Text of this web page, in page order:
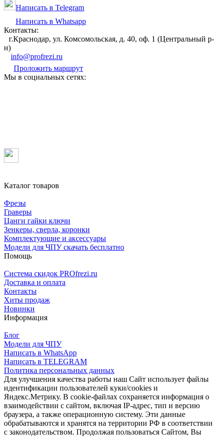
Написать в Telegram
Написать в Whatsapp
Контакты:
г.Краснодар, ул. Комсомольская, д. 40, оф. 1 (Центральный р-
н)
info@profrezi.ru
Проложить маршрут
Мы в социальных сетях:
Каталог товаров
Фрезы
Граверы
Цанги гайки ключи
Зенкеры, сверла, коронки
Комплектующие и аксессуары
Модели для ЧПУ скачать бесплатно
Помощь
Система скидок PROfrezi.ru
Доставка и оплата
Контакты
Хиты продаж
Новинки
Информация
Блог
Модели для ЧПУ
Написать в WhatsApp
Написать в TELEGRAM
Политика персональных данных
Для улучшения качества работы наш Сайт использует файлы
идентификации пользователей куки/cookies и
Яндекс.Метрику. В cookie-файлах сохраняется информация о
взаимодействии с сайтом, включая IP-адрес, тип и версию
браузера, а также операционную систему. Эти данные
обрабатываются и хранятся на территории РФ в соответствии
с законодательством. Продолжая пользоваться Сайтом, Вы